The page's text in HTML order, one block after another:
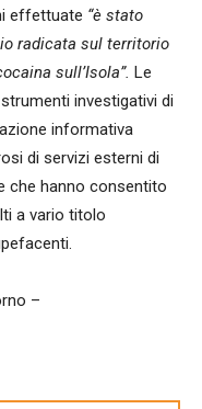
effettuate “è stato
radicata sul territorio
sull’Isola”. Le
investigativi di
informativa
di servizi esterni di
che hanno consentito
a vario titolo
–